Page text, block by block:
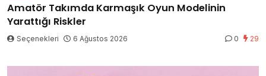
Amatör Takımda Karmaşık Oyun Modelinin
Yarattığı Riskler
Seçenekleri 6 Ağustos 2026 0 29